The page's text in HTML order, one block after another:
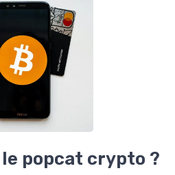
popcat crypto ?